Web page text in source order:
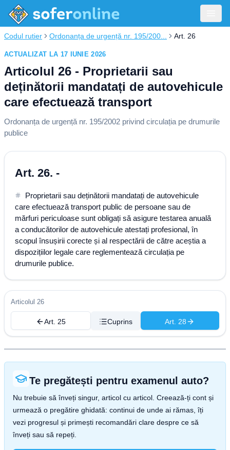
Codul rutier Ordonanța de urgență nr. 195/200... Art. 26
ACTUALIZAT LA 17 IUNIE 2026
Articolul 26 - Proprietarii sau
deținătorii mandatați de autovehicule
care efectuează transport
Ordonanța de urgență nr. 195/2002 privind circulația pe drumurile
publice
Art. 26. -
Proprietarii sau deținătorii mandatați de autovehicule
care efectuează transport public de persoane sau de
mărfuri periculoase sunt obligați să asigure testarea anuală
a conducătorilor de autovehicule atestați profesional, în
scopul însușirii corecte și al respectării de către aceștia a
dispozițiilor legale care reglementează circulația pe
drumurile publice.
Articolul 26
Art. 25 Cuprins Art. 28
Te pregătești pentru examenul auto?
Nu trebuie să înveți singur, articol cu articol. Creează-ți cont și
urmează o pregătire ghidată: continui de unde ai rămas, îți
vezi progresul și primești recomandări clare despre ce să
înveți sau să repeți.